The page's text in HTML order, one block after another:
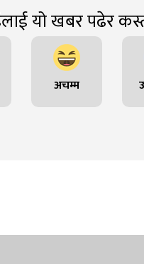
यो खबर पढेर
अचम्म